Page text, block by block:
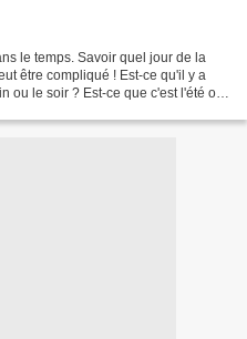
le temps. Savoir quel jour de la
être compliqué ! Est-ce qu'il y a
ou le soir ? Est-ce que c'est l'été ou